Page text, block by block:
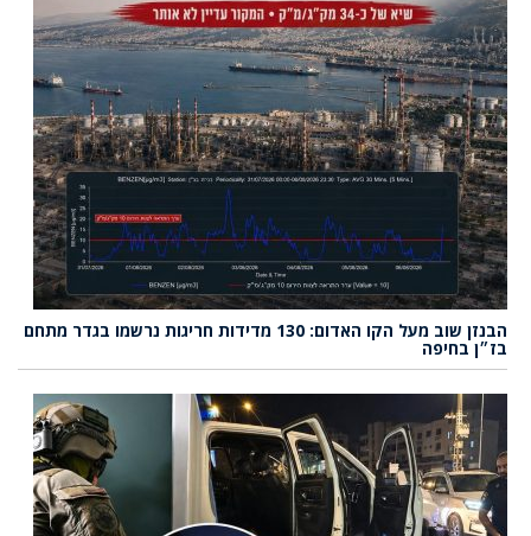
הבנזן שוב מעל הקו האדום: 130 מדידות חריגות נרשמו בגדר מתחם
בז״ן בחיפה